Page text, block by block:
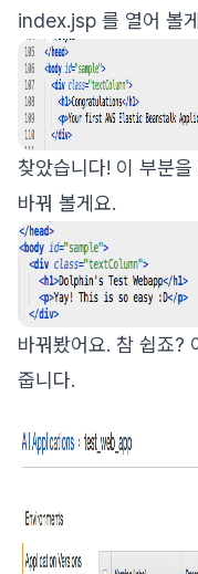
index.jsp 를 열어 볼
찾았습니다! 이 부분
바꿔 볼게요.
바꿔봤어요. 참 쉽죠?
줍니다.